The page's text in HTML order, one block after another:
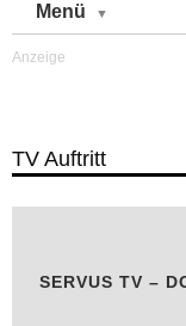
Menü
TV Auftritt
SERVUS TV –